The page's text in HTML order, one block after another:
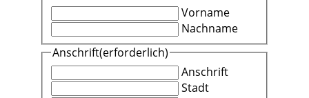
Vorname
Nachname
Anschrift(erforderlich)
Anschrift
Stadt